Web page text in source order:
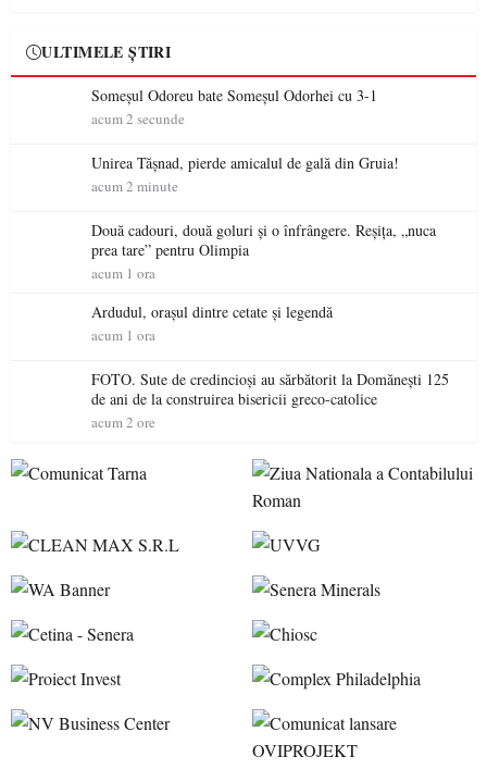
ULTIMELE ȘTIRI
Someșul Odoreu bate Someșul Odorhei cu 3-1
acum 2 secunde
Unirea Tășnad, pierde amicalul de gală din Gruia!
acum 2 minute
Două cadouri, două goluri și o înfrângere. Reșița, „nuca
prea tare” pentru Olimpia
acum 1 ora
Ardudul, orașul dintre cetate și legendă
acum 1 ora
FOTO. Sute de credincioși au sărbătorit la Domănești 125
de ani de la construirea bisericii greco-catolice
acum 2 ore